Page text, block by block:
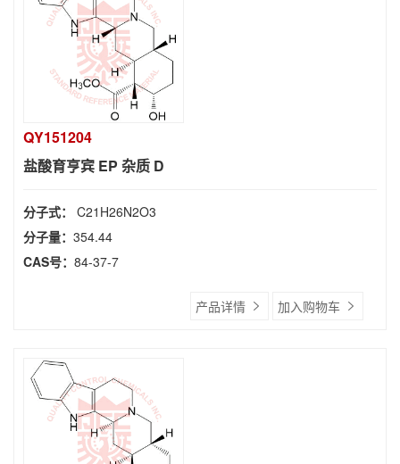
QY151204
盐酸育亨宾 EP 杂质 D
分子式： C21H26N2O3
分子量： 354.44
CAS号： 84-37-7
产品详情 加入购物车